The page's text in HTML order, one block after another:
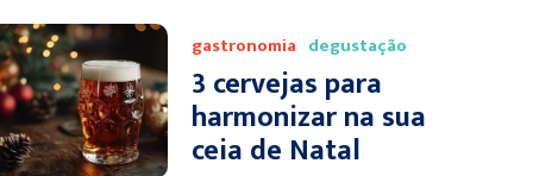
gastronomia degustação
3 cervejas para
harmonizar na sua
ceia de Natal